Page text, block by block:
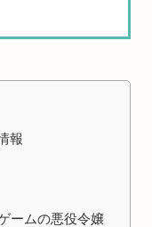
報
ームの悪役令嬢